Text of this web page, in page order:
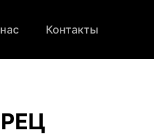
Контакты